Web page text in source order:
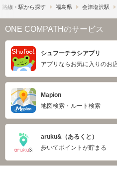
路線・駅から探す 福島県 会津塩沢駅
ONE COMPATHのサービス
シュフーチラシアプリ
アプリならお気に入りのお
Mapion
地図検索・ルート検索
aruku&（あるくと）
歩いてポイントが貯まる